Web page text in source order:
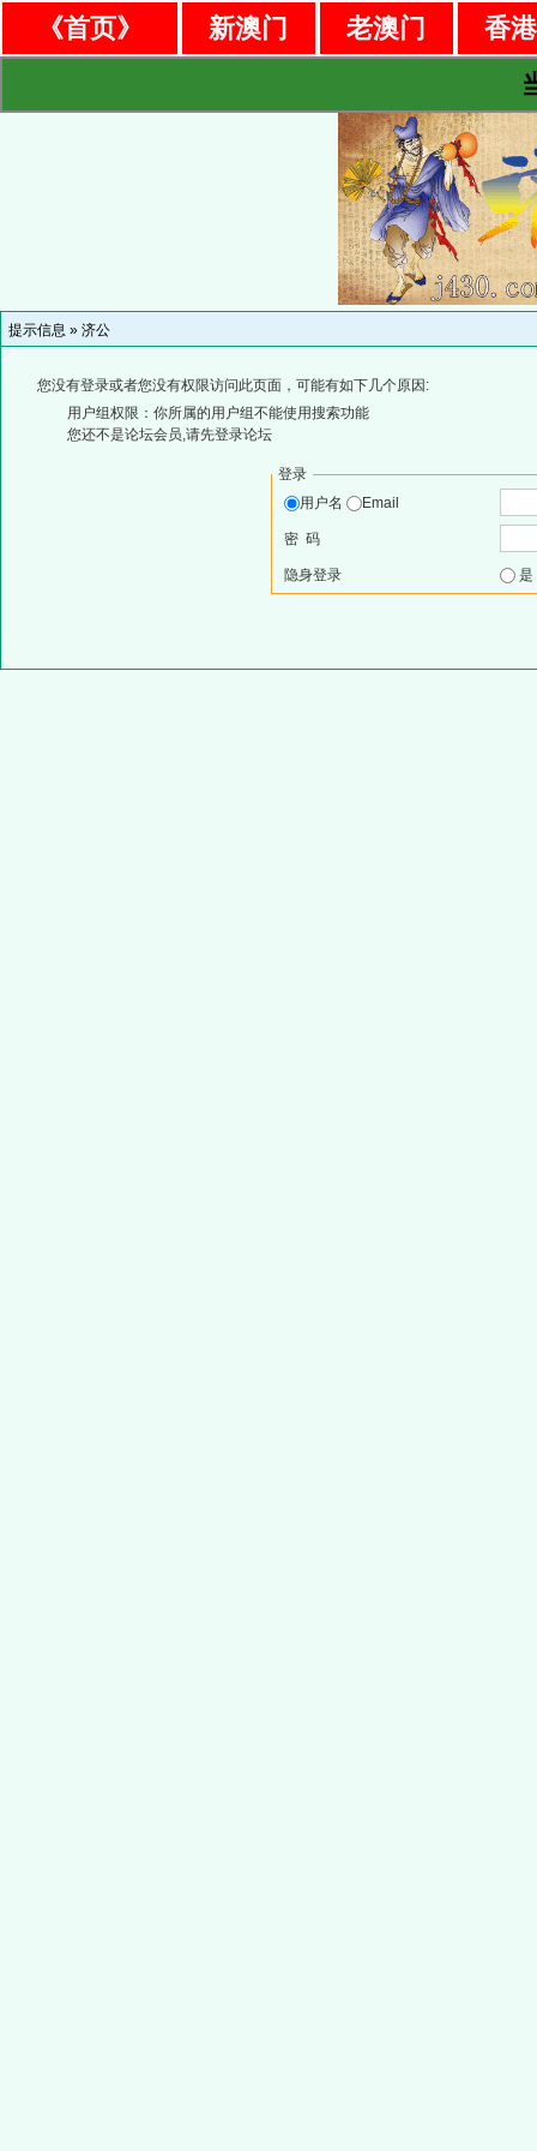
《首页》 新澳门 老澳门
香
提示信息 » 济公
您没有登录或者您没有权限访问此页面，可能有如下几个原因:
用户组权限：你所属的用户组不能使用搜索功能
您还不是论坛会员,请先登录论坛
登录
用户名
Email
密 码
隐身登录